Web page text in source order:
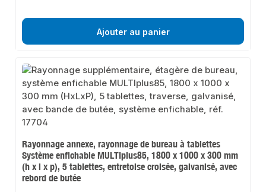
Ajouter au panier
Rayonnage annexe, rayonnage de bureau à tablettes
Système enfichable MULTIplus85, 1800 x 1000 x 300 mm
(h x l x p), 5 tablettes, entretoise croisée, galvanisé, avec
rebord de butée